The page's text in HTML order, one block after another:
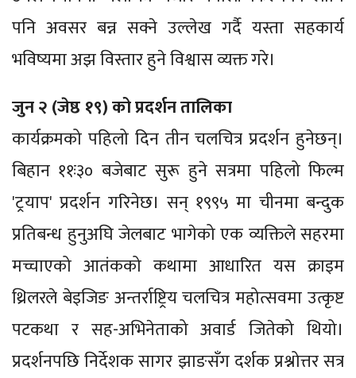
पनि अवसर बन्न सक्ने उल्लेख गर्दै यस्ता सहकार्य
भविष्यमा अझ विस्तार हुने विश्वास व्यक्त गरे।
जुन २ (जेष्ठ १९) को प्रदर्शन तालिका
कार्यक्रमको पहिलो दिन तीन चलचित्र प्रदर्शन हुनेछन्।
बिहान ११ः३० बजेबाट सुरू हुने सत्रमा पहिलो फिल्म
'ट्रयाप' प्रदर्शन गरिनेछ। सन् १९९५ मा चीनमा बन्दुक
प्रतिबन्ध हुनुअघि जेलबाट भागेको एक व्यक्तिले सहरमा
मच्चाएको आतंकको कथामा आधारित यस क्राइम
थ्रिलरले बेइजिङ अन्तर्राष्ट्रिय चलचित्र महोत्सवमा उत्कृष्ट
पटकथा र सह-अभिनेताको अवार्ड जितेको थियो।
प्रदर्शनपछि निर्देशक सागर झाङसँग दर्शक प्रश्नोत्तर सत्र